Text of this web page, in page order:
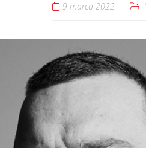
9 marca 2022